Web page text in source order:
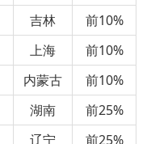
吉林
前10%
上海
前10%
内蒙古
前10%
湖南
前25%
辽宁 前25%